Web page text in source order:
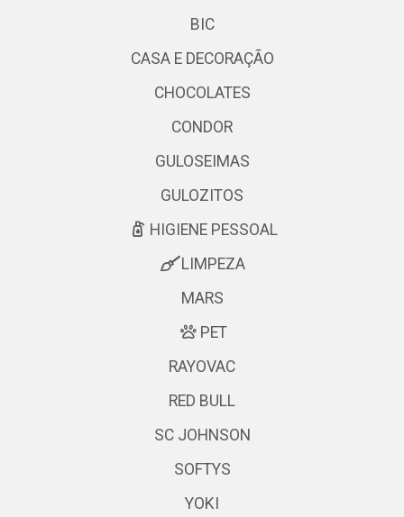
BIC
CASA E DECORAÇÃO
CHOCOLATES
CONDOR
GULOSEIMAS
GULOZITOS
HIGIENE PESSOAL
LIMPEZA
MARS
PET
RAYOVAC
RED BULL
SC JOHNSON
SOFTYS
YOKI